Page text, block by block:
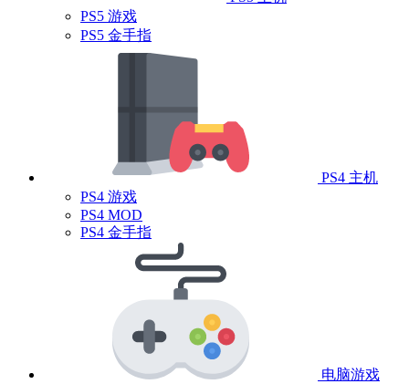
PS5 游戏
PS5 金手指
PS4 主机
PS4 游戏
PS4 MOD
PS4 金手指
电脑游戏